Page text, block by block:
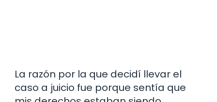
La razón por la que decidí llevar el
caso a juicio fue porque sentía que